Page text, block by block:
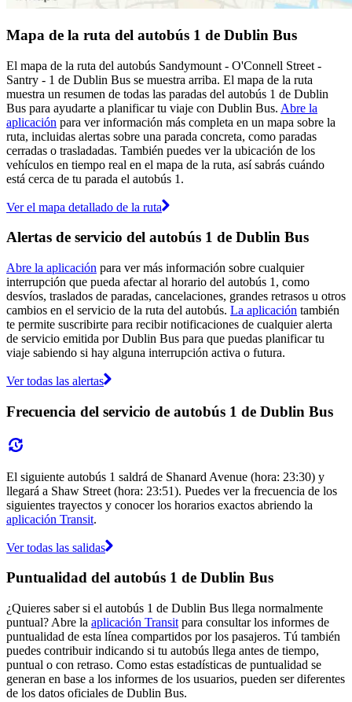
Mapa de la ruta del autobús 1 de Dublin Bus
El mapa de la ruta del autobús Sandymount - O'Connell Street -
Santry - 1 de Dublin Bus se muestra arriba. El mapa de la ruta
muestra un resumen de todas las paradas del autobús 1 de Dublin
Bus para ayudarte a planificar tu viaje con Dublin Bus. Abre la
aplicación para ver información más completa en un mapa sobre la
ruta, incluidas alertas sobre una parada concreta, como paradas
cerradas o trasladadas. También puedes ver la ubicación de los
vehículos en tiempo real en el mapa de la ruta, así sabrás cuándo
está cerca de tu parada el autobús 1.
Ver el mapa detallado de la ruta
Alertas de servicio del autobús 1 de Dublin Bus
Abre la aplicación para ver más información sobre cualquier
interrupción que pueda afectar al horario del autobús 1, como
desvíos, traslados de paradas, cancelaciones, grandes retrasos u otros
cambios en el servicio de la ruta del autobús. La aplicación también
te permite suscribirte para recibir notificaciones de cualquier alerta
de servicio emitida por Dublin Bus para que puedas planificar tu
viaje sabiendo si hay alguna interrupción activa o futura.
Ver todas las alertas
Frecuencia del servicio de autobús 1 de Dublin Bus
El siguiente autobús 1 saldrá de Shanard Avenue (hora: 23:30) y
llegará a Shaw Street (hora: 23:51). Puedes ver la frecuencia de los
siguientes trayectos y conocer los horarios exactos abriendo la
aplicación Transit.
Ver todas las salidas
Puntualidad del autobús 1 de Dublin Bus
¿Quieres saber si el autobús 1 de Dublin Bus llega normalmente
puntual? Abre la aplicación Transit para consultar los informes de
puntualidad de esta línea compartidos por los pasajeros. Tú también
puedes contribuir indicando si tu autobús llega antes de tiempo,
puntual o con retraso. Como estas estadísticas de puntualidad se
generan en base a los informes de los usuarios, pueden ser diferentes
de los datos oficiales de Dublin Bus.